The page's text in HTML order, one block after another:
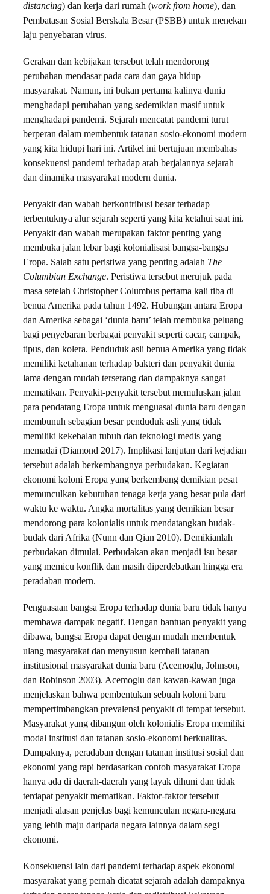
distancing) dan kerja dari rumah (work from home), dan
Pembatasan Sosial Berskala Besar (PSBB) untuk menekan
laju penyebaran virus.
Gerakan dan kebijakan tersebut telah mendorong
perubahan mendasar pada cara dan gaya hidup
masyarakat. Namun, ini bukan pertama kalinya dunia
menghadapi perubahan yang sedemikian masif untuk
menghadapi pandemi. Sejarah mencatat pandemi turut
berperan dalam membentuk tatanan sosio-ekonomi modern
yang kita hidupi hari ini. Artikel ini bertujuan membahas
konsekuensi pandemi terhadap arah berjalannya sejarah
dan dinamika masyarakat modern dunia.
Penyakit dan wabah berkontribusi besar terhadap
terbentuknya alur sejarah seperti yang kita ketahui saat ini.
Penyakit dan wabah merupakan faktor penting yang
membuka jalan lebar bagi kolonialisasi bangsa-bangsa
Eropa. Salah satu peristiwa yang penting adalah The
Columbian Exchange. Peristiwa tersebut merujuk pada
masa setelah Christopher Columbus pertama kali tiba di
benua Amerika pada tahun 1492. Hubungan antara Eropa
dan Amerika sebagai ‘dunia baru’ telah membuka peluang
bagi penyebaran berbagai penyakit seperti cacar, campak,
tipus, dan kolera. Penduduk asli benua Amerika yang tidak
memiliki ketahanan terhadap bakteri dan penyakit dunia
lama dengan mudah terserang dan dampaknya sangat
mematikan. Penyakit-penyakit tersebut memuluskan jalan
para pendatang Eropa untuk menguasai dunia baru dengan
membunuh sebagian besar penduduk asli yang tidak
memiliki kekebalan tubuh dan teknologi medis yang
memadai (Diamond 2017). Implikasi lanjutan dari kejadian
tersebut adalah berkembangnya perbudakan. Kegiatan
ekonomi koloni Eropa yang berkembang demikian pesat
memunculkan kebutuhan tenaga kerja yang besar pula dari
waktu ke waktu. Angka mortalitas yang demikian besar
mendorong para kolonialis untuk mendatangkan budak-
budak dari Afrika (Nunn dan Qian 2010). Demikianlah
perbudakan dimulai. Perbudakan akan menjadi isu besar
yang memicu konflik dan masih diperdebatkan hingga era
peradaban modern.
Penguasaan bangsa Eropa terhadap dunia baru tidak hanya
membawa dampak negatif. Dengan bantuan penyakit yang
dibawa, bangsa Eropa dapat dengan mudah membentuk
ulang masyarakat dan menyusun kembali tatanan
institusional masyarakat dunia baru (Acemoglu, Johnson,
dan Robinson 2003). Acemoglu dan kawan-kawan juga
menjelaskan bahwa pembentukan sebuah koloni baru
mempertimbangkan prevalensi penyakit di tempat tersebut.
Masyarakat yang dibangun oleh kolonialis Eropa memiliki
modal institusi dan tatanan sosio-ekonomi berkualitas.
Dampaknya, peradaban dengan tatanan institusi sosial dan
ekonomi yang rapi berdasarkan contoh masyarakat Eropa
hanya ada di daerah-daerah yang layak dihuni dan tidak
terdapat penyakit mematikan. Faktor-faktor tersebut
menjadi alasan penjelas bagi kemunculan negara-negara
yang lebih maju daripada negara lainnya dalam segi
ekonomi.
Konsekuensi lain dari pandemi terhadap aspek ekonomi
masyarakat yang pernah dicatat sejarah adalah dampaknya